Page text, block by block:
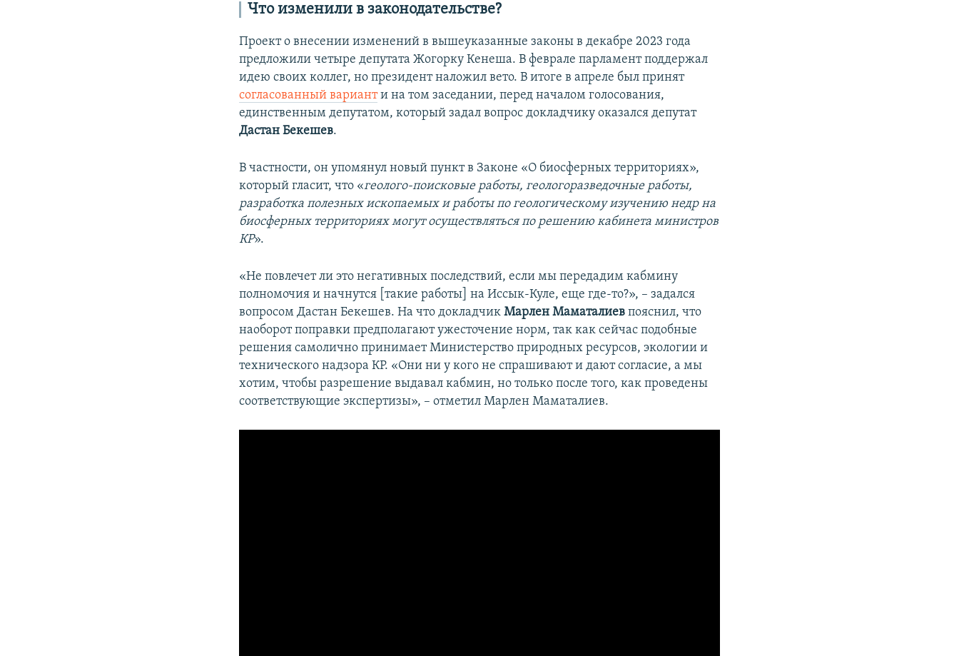
Что изменили в законодательстве?
Проект о внесении изменений в вышеуказанные законы в декабре 2023 года
предложили четыре депутата Жогорку Кенеша. В феврале парламент поддержал
идею своих коллег, но президент наложил вето. В итоге в апреле был принят
согласованный варианти на том заседании, перед началом голосования,
единственным депутатом, который задал вопрос докладчику оказался депутат
Дастан Бекешев.
В частности, он упомянул новый пункт в Законе «О биосферных территориях»,
который гласит, что «геолого-поисковые работы, геологоразведочные работы,
разработка полезных ископаемых и работы по геологическому изучению недр на
биосферных территориях могут осуществляться по решению кабинета министров
КР».
«Не повлечет ли это негативных последствий, если мы передадим кабмину
полномочия и начнутся [такие работы] на Иссык-Куле, еще где-то?», – задался
вопросом Дастан Бекешев. На что докладчикМарлен Маматалиев пояснил, что
наоборот поправки предполагают ужесточение норм, так как сейчас подобные
решения самолично принимает Министерство природных ресурсов, экологии и
технического надзора КР. «Они ни у кого не спрашивают и дают согласие, а мы
хотим, чтобы разрешение выдавал кабмин, но только после того, как проведены
соответствующие экспертизы», – отметил Марлен Маматалиев.